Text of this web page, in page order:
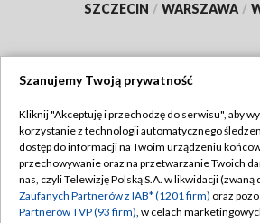
SZCZECIN / WARSZAWA /
TVP
Abonament TVP
Emisja w TVP
Regulamin TVP
Polityka
Szanujemy Twoją prywatność
Kliknij "Akceptuję i przechodzę do serwisu", aby
korzystanie z technologii automatycznego
dostęp do informacji na Twoim urządzeniu
przechowywanie oraz na przetwarzanie Twoich
nas, czyli Telewizję Polską S.A. w likwidacji (zwaną
Zaufanych Partnerów z IAB* (1201 firm) oraz
Partnerów TVP (93 firm), w celach